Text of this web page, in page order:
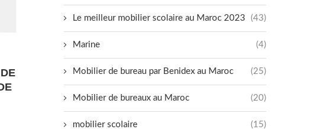
Le meilleur mobilier scolaire au Maroc 2023 (43)
Marine (4)
Mobilier de bureau par Benidex au Maroc (25)
Mobilier de bureaux au Maroc (20)
mobilier scolaire (15)